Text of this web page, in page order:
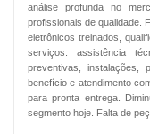
análise profunda no
profissionais de qualidade.
eletrônicos treinados,
serviços: assistência
preventivas, instalações,
benefício e atendimento
para pronta entrega.
segmento hoje. Falta de